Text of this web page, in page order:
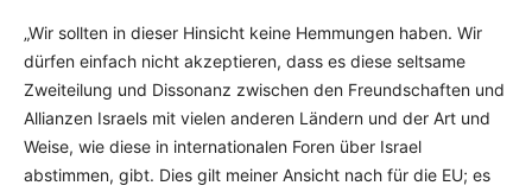
„Wir sollten in dieser Hinsicht keine Hemmungen haben. Wir
dürfen einfach nicht akzeptieren, dass es diese seltsame
Zweiteilung und Dissonanz zwischen den Freundschaften und
Allianzen Israels mit vielen anderen Ländern und der Art und
Weise, wie diese in internationalen Foren über Israel
abstimmen, gibt. Dies gilt meiner Ansicht nach für die EU; es